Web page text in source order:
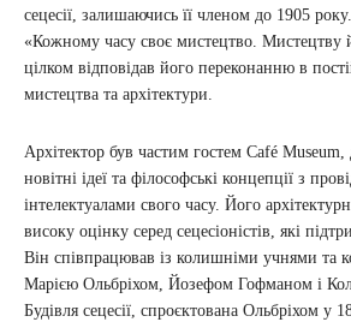
сецесії, залишаючись її членом до 1905 року.
«Кожному часу своє мистецтво. Мистецтву
цілком відповідав його переконанню в
мистецтва та архітектури.
Архітектор був частим гостем Café
новітні ідеї та філософські концепції з
інтелектуалами свого часу. Його
високу оцінку серед сецесіоністів, які
Він співпрацював із колишніми учнями та
Марією Ольбріхом, Йозефом Гофманом і
Будівля сецесії, спроєктована Ольбріхом у